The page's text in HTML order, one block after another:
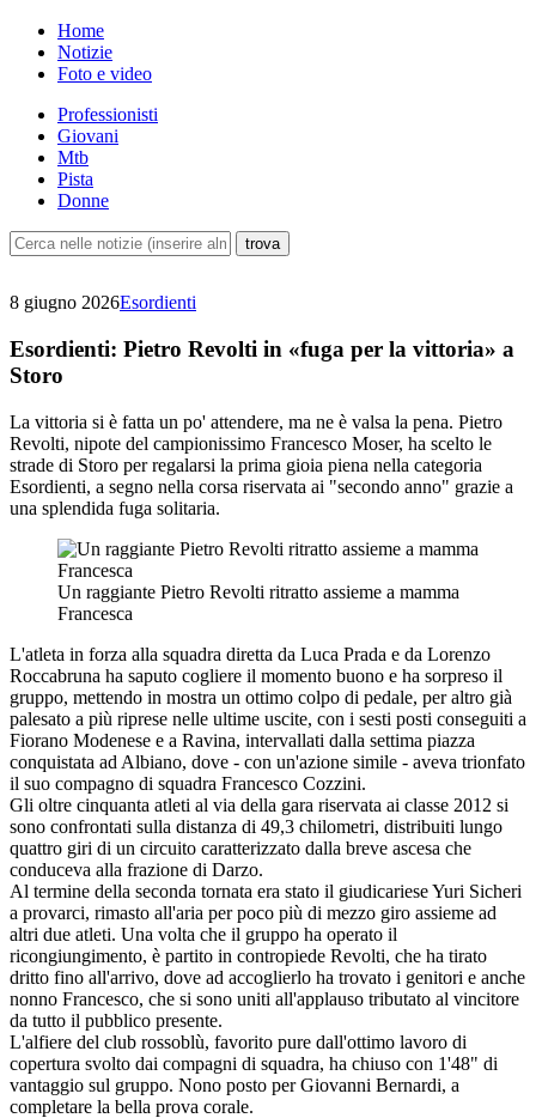
Home
Notizie
Foto e video
Professionisti
Giovani
Mtb
Pista
Donne
8 giugno 2026Esordienti
Esordienti: Pietro Revolti in «fuga per la vittoria» a
Storo
La vittoria si è fatta un po' attendere, ma ne è valsa la pena. Pietro
Revolti, nipote del campionissimo Francesco Moser, ha scelto le
strade di Storo per regalarsi la prima gioia piena nella categoria
Esordienti, a segno nella corsa riservata ai "secondo anno" grazie a
una splendida fuga solitaria.
Un raggiante Pietro Revolti ritratto assieme a mamma
Francesca
L'atleta in forza alla squadra diretta da Luca Prada e da Lorenzo
Roccabruna ha saputo cogliere il momento buono e ha sorpreso il
gruppo, mettendo in mostra un ottimo colpo di pedale, per altro già
palesato a più riprese nelle ultime uscite, con i sesti posti conseguiti a
Fiorano Modenese e a Ravina, intervallati dalla settima piazza
conquistata ad Albiano, dove - con un'azione simile - aveva trionfato
il suo compagno di squadra Francesco Cozzini.
Gli oltre cinquanta atleti al via della gara riservata ai classe 2012 si
sono confrontati sulla distanza di 49,3 chilometri, distribuiti lungo
quattro giri di un circuito caratterizzato dalla breve ascesa che
conduceva alla frazione di Darzo.
Al termine della seconda tornata era stato il giudicariese Yuri Sicheri
a provarci, rimasto all'aria per poco più di mezzo giro assieme ad
altri due atleti. Una volta che il gruppo ha operato il
ricongiungimento, è partito in contropiede Revolti, che ha tirato
dritto fino all'arrivo, dove ad accoglierlo ha trovato i genitori e anche
nonno Francesco, che si sono uniti all'applauso tributato al vincitore
da tutto il pubblico presente.
L'alfiere del club rossoblù, favorito pure dall'ottimo lavoro di
copertura svolto dai compagni di squadra, ha chiuso con 1'48" di
vantaggio sul gruppo. Nono posto per Giovanni Bernardi, a
completare la bella prova corale.